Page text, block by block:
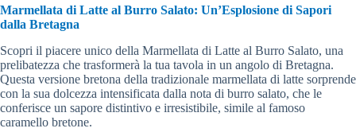
Marmellata di Latte al Burro Salato: Un’Esplosione di Sapori
dalla Bretagna
Scopri il piacere unico della Marmellata di Latte al Burro Salato, una
prelibatezza che trasformerà la tua tavola in un angolo di Bretagna.
Questa versione bretona della tradizionale marmellata di latte sorprende
con la sua dolcezza intensificata dalla nota di burro salato, che le
conferisce un sapore distintivo e irresistibile, simile al famoso
caramello bretone.